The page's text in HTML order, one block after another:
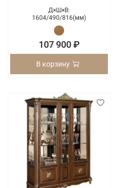
Д×Ш×В:
1604/490/816(мм)
107 900 ₽
В корзину